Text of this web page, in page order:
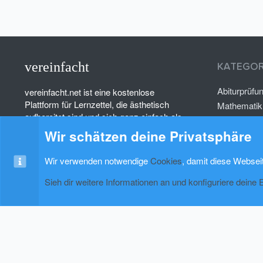
vereinfacht
vereinfacht.net ist eine kostenlose
Plattform für Lernzettel, die ästhetisch
aufbereitet sind und sich ganz einfach als
PDF herunterladen lassen.
Mathematik
Deutsch
Psychologie
Cookies xenAwsome-GradientHeader Kontakt
Wir schätzen deine Privatsphäre
Wir verwenden notwendigeCookies, damit diese
Sieh dir weitere Informationen an und konfiguriere deine